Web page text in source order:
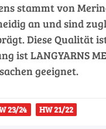
stammt von
an und sind
Diese Qualität
ist LANGYARNS
geeignet.
23/24 HW 21/22